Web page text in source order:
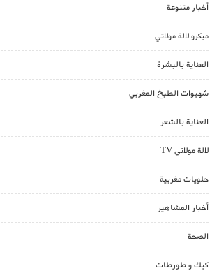
أخبار متنوعة
ميكرو لالة مولاتي
العناية بالبشرة
شهيوات الطبخ المغربي
العناية بالشعر
لالة مولاتي TV
حلويات مغربية
أخبار المشاهير
الصحة
كيك و طورطات